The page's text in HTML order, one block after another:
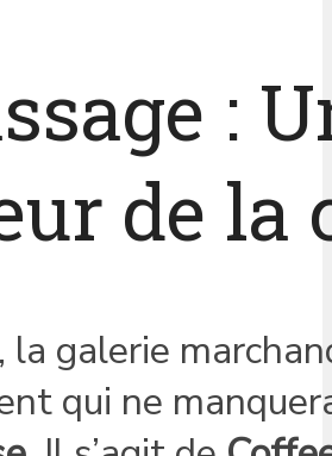
:
de la
la galerie
qui ne